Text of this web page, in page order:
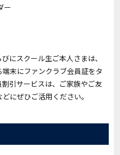
ー
にスクール生ご本人さまは、
末にファンクラブ会員証をタ
引サービスは、ご家族やご友
にぜひご活用ください。